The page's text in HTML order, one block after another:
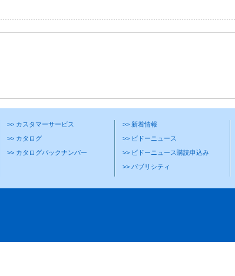
>> カスタマーサービス
>> カタログ
>> カタログバックナンバー
>> 新着情報
>> ビドーニュース
>> ビドーニュース購読申込み
>> パブリシティ